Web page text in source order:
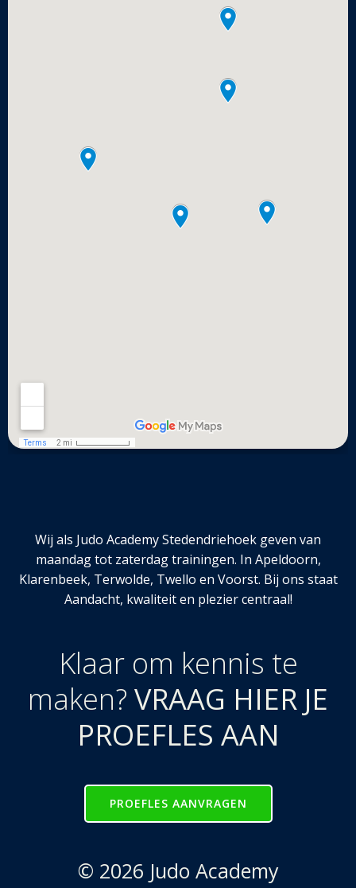
Wij als Judo Academy Stedendriehoek geven van
maandag tot zaterdag trainingen. In Apeldoorn,
Klarenbeek, Terwolde, Twello en Voorst. Bij ons staat
Aandacht, kwaliteit en plezier centraal!
Klaar om kennis te
maken? VRAAG HIER JE
PROEFLES AAN
PROEFLES AANVRAGEN
© 2026 Judo Academy